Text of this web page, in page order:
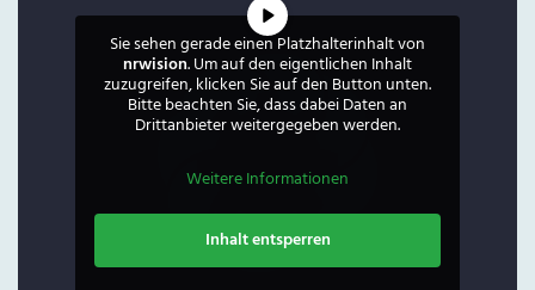
Sie sehen gerade einen Platzhalterinhalt von
nrwision. Um auf den eigentlichen Inhalt
zuzugreifen, klicken Sie auf den Button unten.
Bitte beachten Sie, dass dabei Daten an
Drittanbieter weitergegeben werden.
Weitere Informationen
Inhalt entsperren